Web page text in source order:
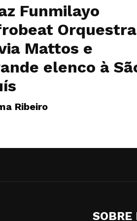
Funmilayo
Mattos e
elenco à
Ribeiro
SOBRE